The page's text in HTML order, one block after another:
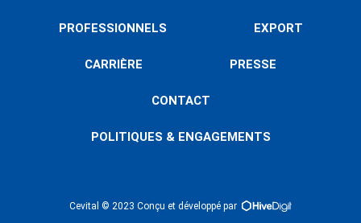
PROFESSIONNELS EXPORT
CARRIÈRE PRESSE
CONTACT
POLITIQUES & ENGAGEMENTS
Cevital © 2023 Conçu et développé par